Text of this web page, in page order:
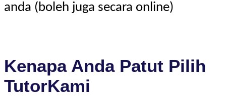
anda (boleh juga secara online)
Kenapa Anda Patut Pilih
TutorKami